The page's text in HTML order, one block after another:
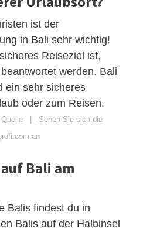
ist der
in Bali sehr wichtig!
Reiseziel ist,
werden. Bali
ein sehr sicheres
oder zum Reisen.
| Sehen Sie sich die
an
Bali am
Balis findest du in
Balis auf der Halbinsel